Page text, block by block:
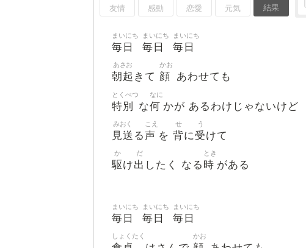
友情 感動 恋愛 元気 結果
毎日
まいにち
毎日
まいにち
毎日
まいにち
朝起
あさお
きて 顔
かお
あわせても
特別
とくべつ
な何
なに
かが あるわけじゃないけど
見送
みおく
る声
こえ
を 背
せ
に受
う
けて
駆
か
け出
だ
したく なる 時
とき
がある
毎日
まいにち
毎日
まいにち
毎日
まいにち
しょくたく かお